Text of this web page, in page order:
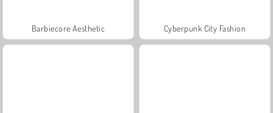
Barbiecore Aesthetic Cyberpunk City Fashion